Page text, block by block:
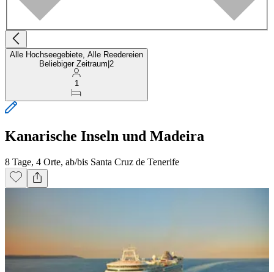
Alle Hochseegebiete, Alle Reedereien
Beliebiger Zeitraum 2
1
Kanarische Inseln und Madeira
8 Tage, 4 Orte, ab/bis Santa Cruz de Tenerife